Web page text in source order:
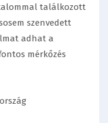
találkozott
szenvedett
adhat a
mérkőzés